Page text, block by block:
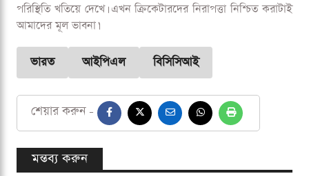
নিরাপত্তার খাতিরেই আজ ম্যাচ পরিত্যক্তের মতো কঠিন সিদ্ধান্ত নেয়
আইপিএল কর্তৃপক্ষ। আইপিএলের মতো টুর্নামেন্টে এই ধরনের
পরিস্থিতি খুব বিরল। বিসিসিআইয়ের সহ-সভাপতি
রাজীব শুক্লা জানান,
‘আমরা আপাতত হিমাচল প্রদেশের উনা স্টেশন থেকে একটি বিশেষ
ট্রেনের ব্যবস্থা করছি। সবাইকে ধরমশালা থেকে ফেরানো হবে
আপাতত। ম্যাচ বাতিল ঘোষণা করা হয়েছে এবং স্টেডিয়াম ফাঁকা করে
দেওয়া হয়েছে। আমরা কালকে টুর্নামেন্টের ভবিষ্যৎ নিয়ে সিদ্ধান্ত নেব
পরিস্থিতি খতিয়ে দেখে। এখন ক্রিকেটারদের নিরাপত্তা নিশ্চিত করাটাই
আমাদের মূল ভাবনা।'